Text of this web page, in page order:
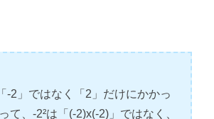
-2」ではなく「2」だけにかかっ
て、-2²は「(-2)x(-2)」ではなく、